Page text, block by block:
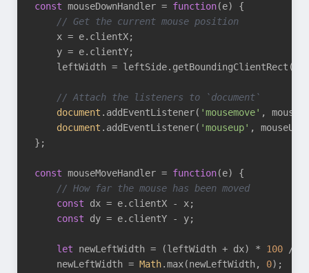
const mouseDownHandler = function(e) {
// Get the current mouse position
    x = e.clientX;
    y = e.clientY;
leftWidth =
// Attach the listeners to `document`
document .addEventListener( 'mousemove' ,
document .addEventListener( 'mouseup' ,
};
const mouseMoveHandler = function(e) {
// How far the mouse has been moved
const dx = e.clientX - x;
const dy = e.clientY - y;
let newLeftWidth = (leftWidth + dx) * 100 /
    newLeftWidth =
Math.max(newLeftWidth, 0);